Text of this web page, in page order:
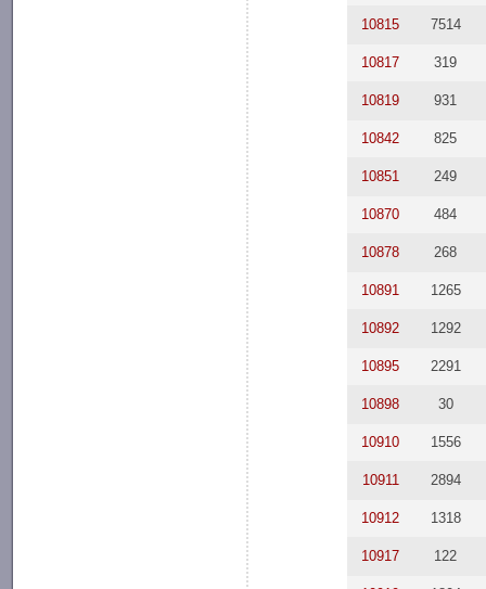
10815 7514
10817 319
10819 931
10842 825
10851 249
10870 484
10878 268
10891 1265
10892 1292
10895 2291
10898 30
10910 1556
10911 2894
10912 1318
10917 122